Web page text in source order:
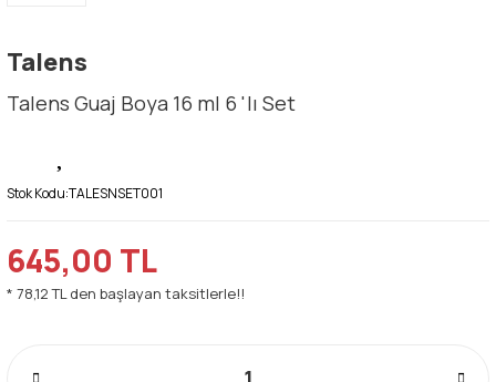
Talens
Talens Guaj Boya 16 ml 6 'lı Set
Stok Kodu:TALESNSET001
645,00 TL
* 78,12 TL den başlayan taksitlerle!!